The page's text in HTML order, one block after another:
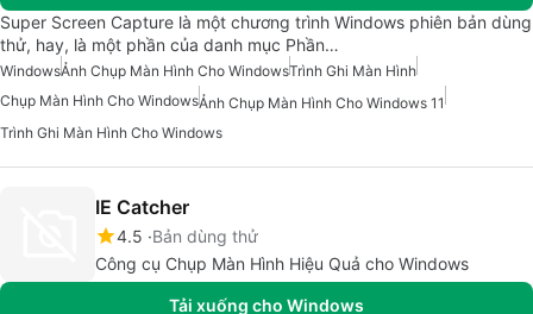
Super Screen Capture là một chương trình Windows phiên bản dùng
thử, hay, là một phần của danh mục Phần…
WindowsẢnh Chụp Màn Hình Cho WindowsTrình Ghi Màn Hình
Chụp Màn Hình Cho WindowsẢnh Chụp Màn Hình Cho Windows 11
Trình Ghi Màn Hình Cho Windows
IE Catcher
4.5 Bản dùng thử
Công cụ Chụp Màn Hình Hiệu Quả cho Windows
Tải xuống cho Windows